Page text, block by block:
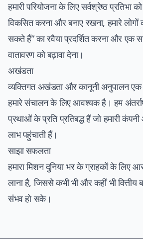
हमारी परियोजना के लिए सर्वश्रेष्ठ प्रतिभा
विकसित करना और बनाए रखना, हमारे लोगों
सकते हैं” का रवैया प्रदर्शित करना और एक
वातावरण को बढ़ावा देना।
अखंडता
व्यक्तिगत अखंडता और कानूनी अनुपालन
हमारे संचालन के लिए आवश्यक है। हम
प्रथाओं के प्रति प्रतिबद्ध हैं जो हमारी
लाभ पहुंचाती हैं।
साझा सफलता
हमारा मिशन दुनिया भर के ग्राहकों के लिए
लाना है, जिससे कभी भी और कहीं भी वित्तीय
संभव हो सके।